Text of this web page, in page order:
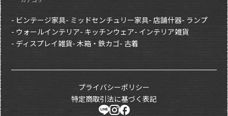
- ビンテージ家具- ミッドセンチュリー家具- 店舗什器- ランプ
- ウォールインテリア- キッチンウェア- インテリア雑貨
- ディスプレイ雑貨- 木箱・鉄カゴ- 古着
プライバシーポリシー
特定商取引法に基づく表記